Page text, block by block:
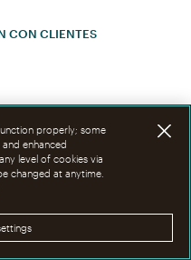
CON CLIENTES
artículo
properly; some
enhanced
level of cookies via
changed at anytime.